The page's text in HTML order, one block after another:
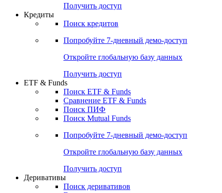
Получить доступ
Кредиты
Поиск кредитов
Попробуйте 7-дневный демо-доступ
Откройте глобальную базу данных
Получить доступ
ETF & Funds
Поиск ETF & Funds
Сравнение ETF & Funds
Поиск ПИФ
Поиск Mutual Funds
Попробуйте 7-дневный демо-доступ
Откройте глобальную базу данных
Получить доступ
Деривативы
Поиск деривативов